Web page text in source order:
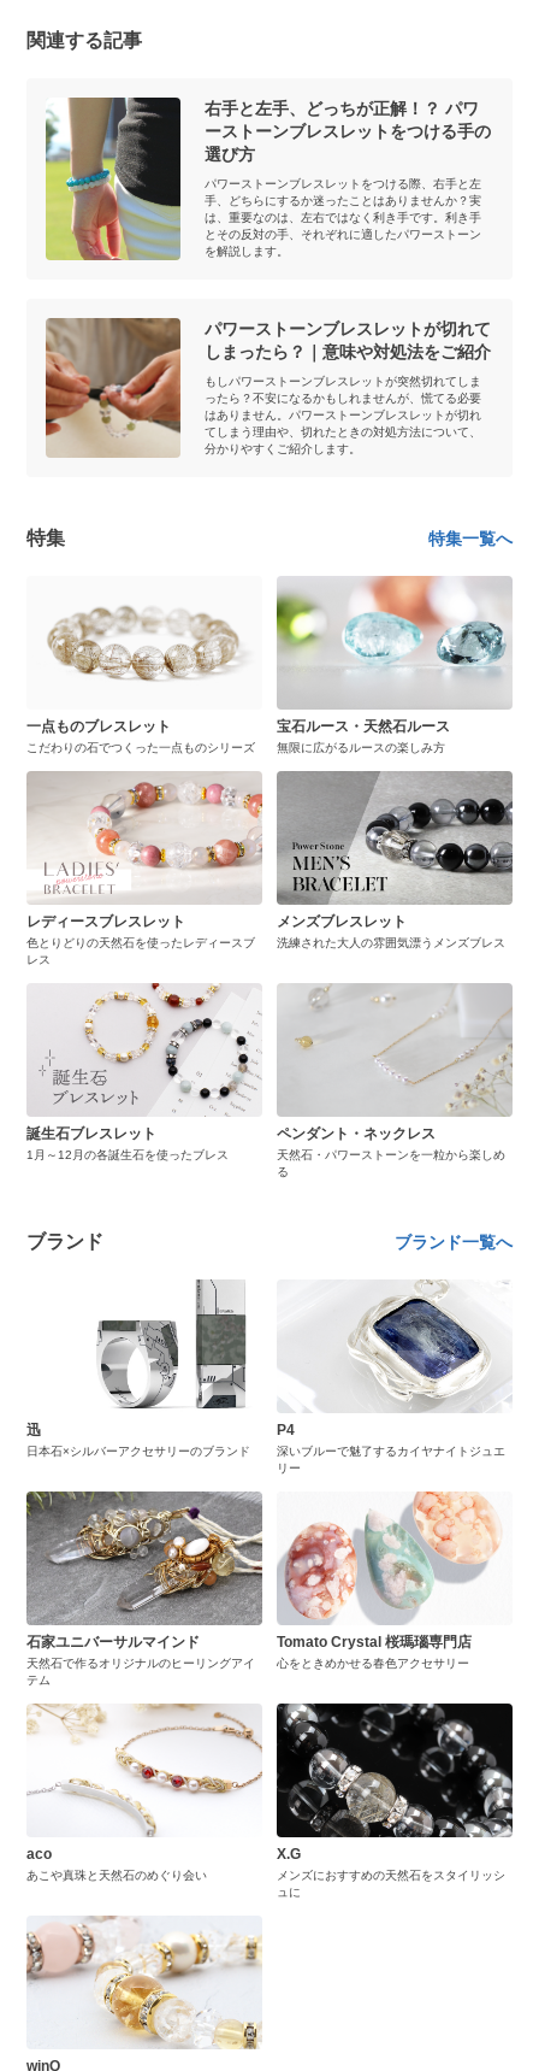
関連する記事
右手と左手、どっちが正解！？ パワ
ーストーンブレスレットをつける手の
選び方
パワーストーンブレスレットをつける際、右手と左
手、どちらにするか迷ったことはありませんか？実
は、重要なのは、左右ではなく利き手です。利き手
とその反対の手、それぞれに適したパワーストーン
を解説します。
パワーストーンブレスレットが切れて
しまったら？｜意味や対処法をご紹介
もしパワーストーンブレスレットが突然切れてしま
ったら？不安になるかもしれませんが、慌てる必要
はありません。パワーストーンブレスレットが切れ
てしまう理由や、切れたときの対処方法について、
分かりやすくご紹介します。
特集 特集一覧へ
一点ものブレスレット
こだわりの石でつくった一点ものシリーズ
宝石ルース・天然石ルース
無限に広がるルースの楽しみ方
レディースブレスレット
色とりどりの天然石を使ったレディースブ
レス
メンズブレスレット
洗練された大人の雰囲気漂うメンズブレス
誕生石ブレスレット
1月～12月の各誕生石を使ったブレス
ペンダント・ネックレス
天然石・パワーストーンを一粒から楽しめ
る
ブランド ブランド一覧へ
迅
日本石×シルバーアクセサリーのブランド
P4
深いブルーで魅了するカイヤナイトジュエ
リー
石家ユニバーサルマインド
天然石で作るオリジナルのヒーリングアイ
テム
Tomato Crystal 桜瑪瑙専門店
心をときめかせる春色アクセサリー
aco
あこや真珠と天然石のめぐり会い
X.G
メンズにおすすめの天然石をスタイリッシ
ュに
winQ